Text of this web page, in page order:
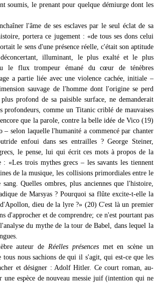
soumis, le prenant pour quelque démiurge dont les
l'âme de ses esclaves par le seul éclat de sa
portera ce jugement : «de tous ses dons celui
le sens d'une présence réelle, c'était son aptitude
illuminant, le plus exalté et le plus
le flux trompeur émané du cœur de ténèbres
a partie liée avec une violence cachée, initiale –
sauvage de l'homme dont l'origine se perd
profond de sa paisible surface, ne demanderait
profondeurs, comme un Titanic criblé de mauvaises
que la parole, contre la belle idée de Vico (19)
selon laquelle l'humanité a commencé par chanter
enfoui dans ses entrailles ? George Steiner,
le pense, lui qui écrit ces mots à propos de la
«Les trois mythes grecs – les savants les tiennent
de la musique, les collisions primordiales entre le
Quelles ombres, plus anciennes que l'histoire,
de Marsyas ? Pourquoi sa flûte excite-t-elle la
dieu de la lyre ?» (20) C'est là un premier
d'approcher et de comprendre; ce n'est pourtant pas
du mythe de la tour de Babel, dans lequel la
auteur de Réelles présencesmet en scène un
tous nous sachions de qui il s'agit, qui est-ce que les
et désigner : Adolf Hitler. Ce court roman, au-
espèce de nouveau messie juif (intention qui ne